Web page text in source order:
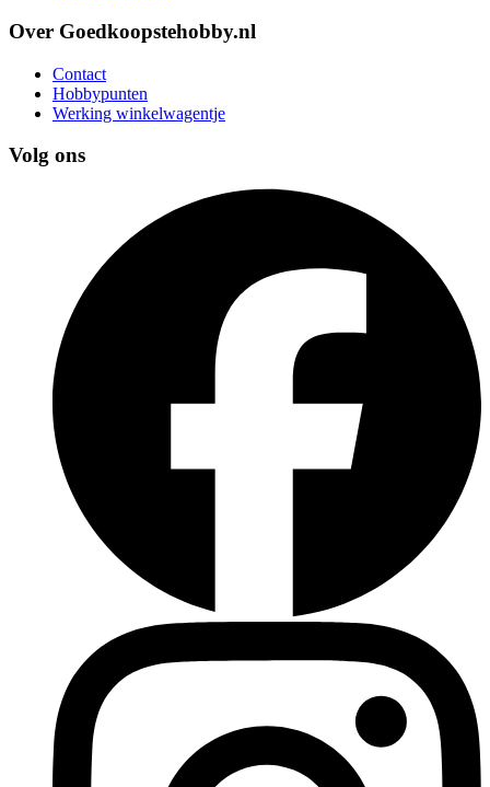
Over Goedkoopstehobby.nl
Contact
Hobbypunten
Werking winkelwagentje
Volg ons